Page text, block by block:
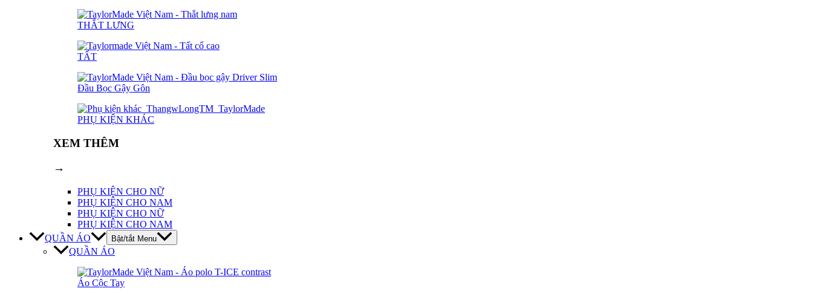
THẮT LƯNG
TẤT
Đầu Bọc Gậy Gôn
PHỤ KIỆN KHÁC
XEM THÊM
→
PHỤ KIỆN CHO NỮ
PHỤ KIỆN CHO NAM
PHỤ KIỆN CHO NỮ
PHỤ KIỆN CHO NAM
QUẦN ÁO
Bật/tắt Menu
QUẦN ÁO
Áo Cộc Tay